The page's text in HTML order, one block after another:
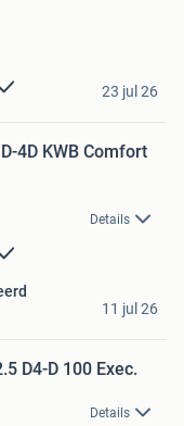
23 jul 26
4D KWB Comfort
Details
11 jul 26
D4-D 100 Exec.
Details